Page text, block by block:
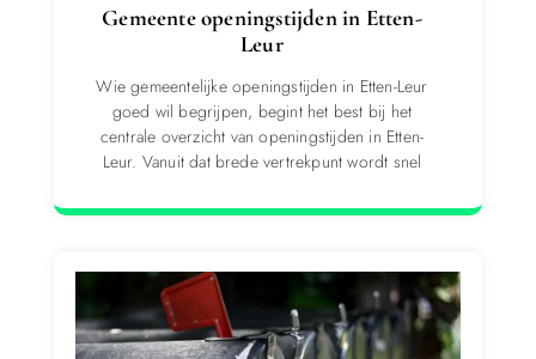
Gemeente openingstijden in Etten-
Leur
Wie gemeentelijke openingstijden in Etten-Leur
goed wil begrijpen, begint het best bij het
centrale overzicht van openingstijden in Etten-
Leur. Vanuit dat brede vertrekpunt wordt snel